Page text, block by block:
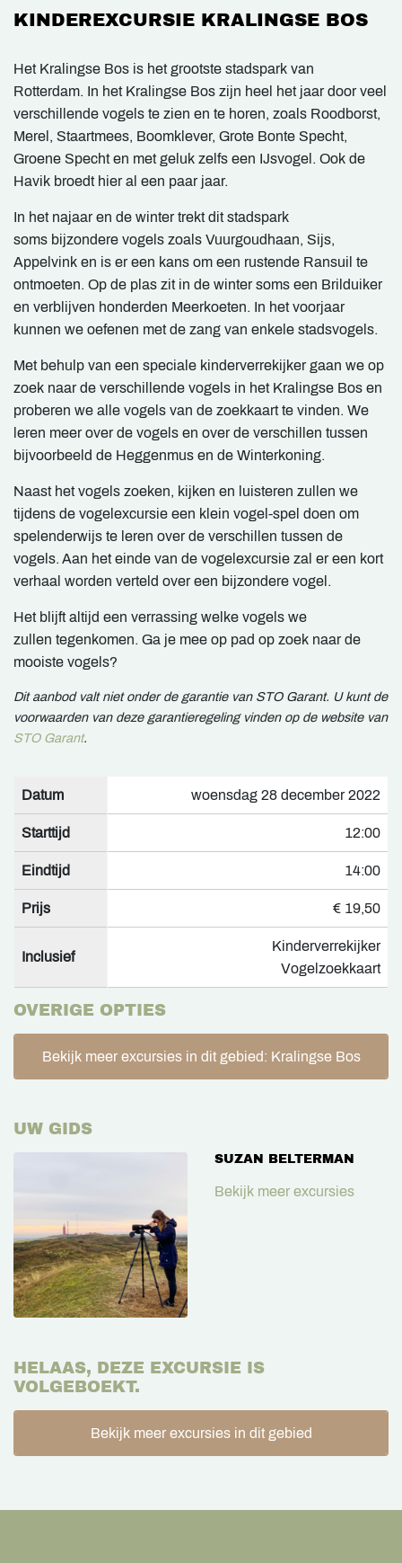
KINDEREXCURSIE KRALINGSE BOS
Het Kralingse Bos is het grootste stadspark van
Rotterdam. In het Kralingse Bos zijn heel het jaar door veel
verschillende vogels te zien en te horen, zoals Roodborst,
Merel, Staartmees, Boomklever, Grote Bonte Specht,
Groene Specht en met geluk zelfs een IJsvogel. Ook de
Havik broedt hier al een paar jaar.
In het najaar en de winter trekt dit stadspark
soms bijzondere vogels zoals Vuurgoudhaan, Sijs,
Appelvink en is er een kans om een rustende Ransuil te
ontmoeten. Op de plas zit in de winter soms een Brilduiker
en verblijven honderden Meerkoeten. In het voorjaar
kunnen we oefenen met de zang van enkele stadsvogels.
Met behulp van een speciale kinderverrekijker gaan we op
zoek naar de verschillende vogels in het Kralingse Bos en
proberen we alle vogels van de zoekkaart te vinden. We
leren meer over de vogels en over de verschillen tussen
bijvoorbeeld de Heggenmus en de Winterkoning.
Naast het vogels zoeken, kijken en luisteren zullen we
tijdens de vogelexcursie een klein vogel-spel doen om
spelenderwijs te leren over de verschillen tussen de
vogels. Aan het einde van de vogelexcursie zal er een kort
verhaal worden verteld over een bijzondere vogel.
Het blijft altijd een verrassing welke vogels we
zullen tegenkomen. Ga je mee op pad op zoek naar de
mooiste vogels?
Dit aanbod valt niet onder de garantie van STO Garant. U kunt de
voorwaarden van deze garantieregeling vinden op de website van
STO Garant.
Datum woensdag 28 december 2022
Starttijd 12:00
Eindtijd 14:00
Prijs € 19,50
Inclusief
Kinderverrekijker
Vogelzoekkaart
OVERIGE OPTIES
Bekijk meer excursies in dit gebied: Kralingse Bos
UW GIDS
SUZAN BELTERMAN
Bekijk meer excursies
HELAAS, DEZE EXCURSIE IS
VOLGEBOEKT.
Bekijk meer excursies in dit gebied